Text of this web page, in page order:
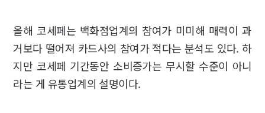
올해 코세페는 백화점업계의 참여가 미미해 매력이 과
거보다 떨어져 카드사의 참여가 적다는 분석도 있다. 하
지만 코세페 기간동안 소비증가는 무시할 수준이 아니
라는 게 유통업계의 설명이다.